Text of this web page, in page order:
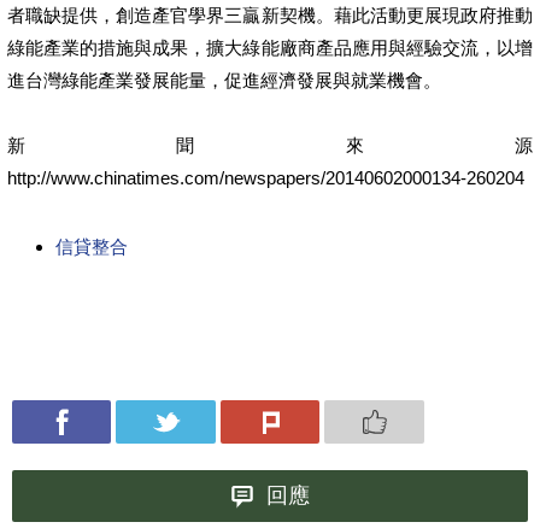
者職缺提供，創造產官學界三贏新契機。藉此活動更展現政府推動
綠能產業的措施與成果，擴大綠能廠商產品應用與經驗交流，以增
進台灣綠能產業發展能量，促進經濟發展與就業機會。
新聞來源
http://www.chinatimes.com/newspapers/20140602000134-260204
信貸整合
回應